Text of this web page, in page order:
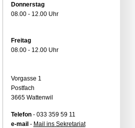
Donnerstag
08.00 - 12.00 Uhr
Freitag
08.00 - 12.00 Uhr
Vorgasse 1
Postfach
3665 Wattenwil
Telefon- 033 359 59 11
e-mail - Mail ins Sekretariat